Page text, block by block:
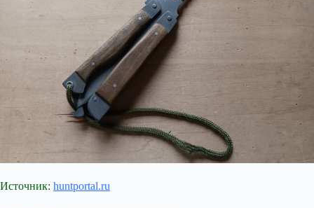
Источник: huntportal.ru